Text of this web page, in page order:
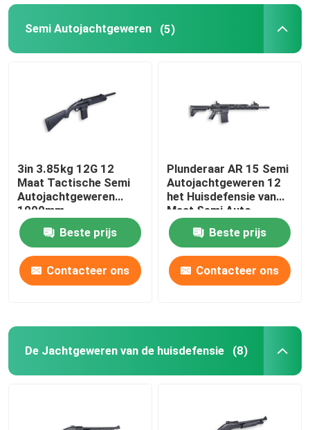
Semi Autojachtgeweren (5)
3in 3.85kg 12G 12
Maat Tactische Semi
Autojachtgeweren
1000mm
Beste prijs
Contacteer ons
Plunderaar AR 15 Semi
Autojachtgeweren 12
het Huisdefensie van
Maat Semi Auto
Tactische
Jachtgeweren
Beste prijs
Contacteer ons
De Jachtgeweren van de huisdefensie (8)